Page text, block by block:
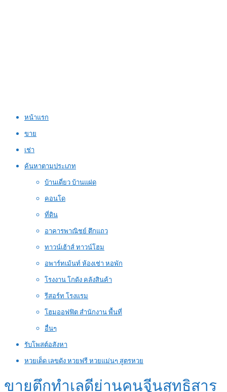
หน้าแรก
ขาย
เช่า
ค้นหาตามประเภท
บ้านเดี่ยว บ้านแฝด
คอนโด
ที่ดิน
อาคารพาณิชย์ ตึกแถว
ทาวน์เฮ้าส์ ทาวน์โฮม
อพาร์ทเม้นท์ ห้องเช่า หอพัก
โรงงาน โกดัง คลังสินค้า
รีสอร์ท โรงแรม
โฮมออฟฟิต สำนักงาน พื้นที่
อื่นๆ
รับโพสต์อสังหา
หวยเด็ด เลขดัง หวยฟรี หวยแม่นๆ สูตรหวย
ขายตึกทำเลดีย่านคนจีนสุทธิสาร